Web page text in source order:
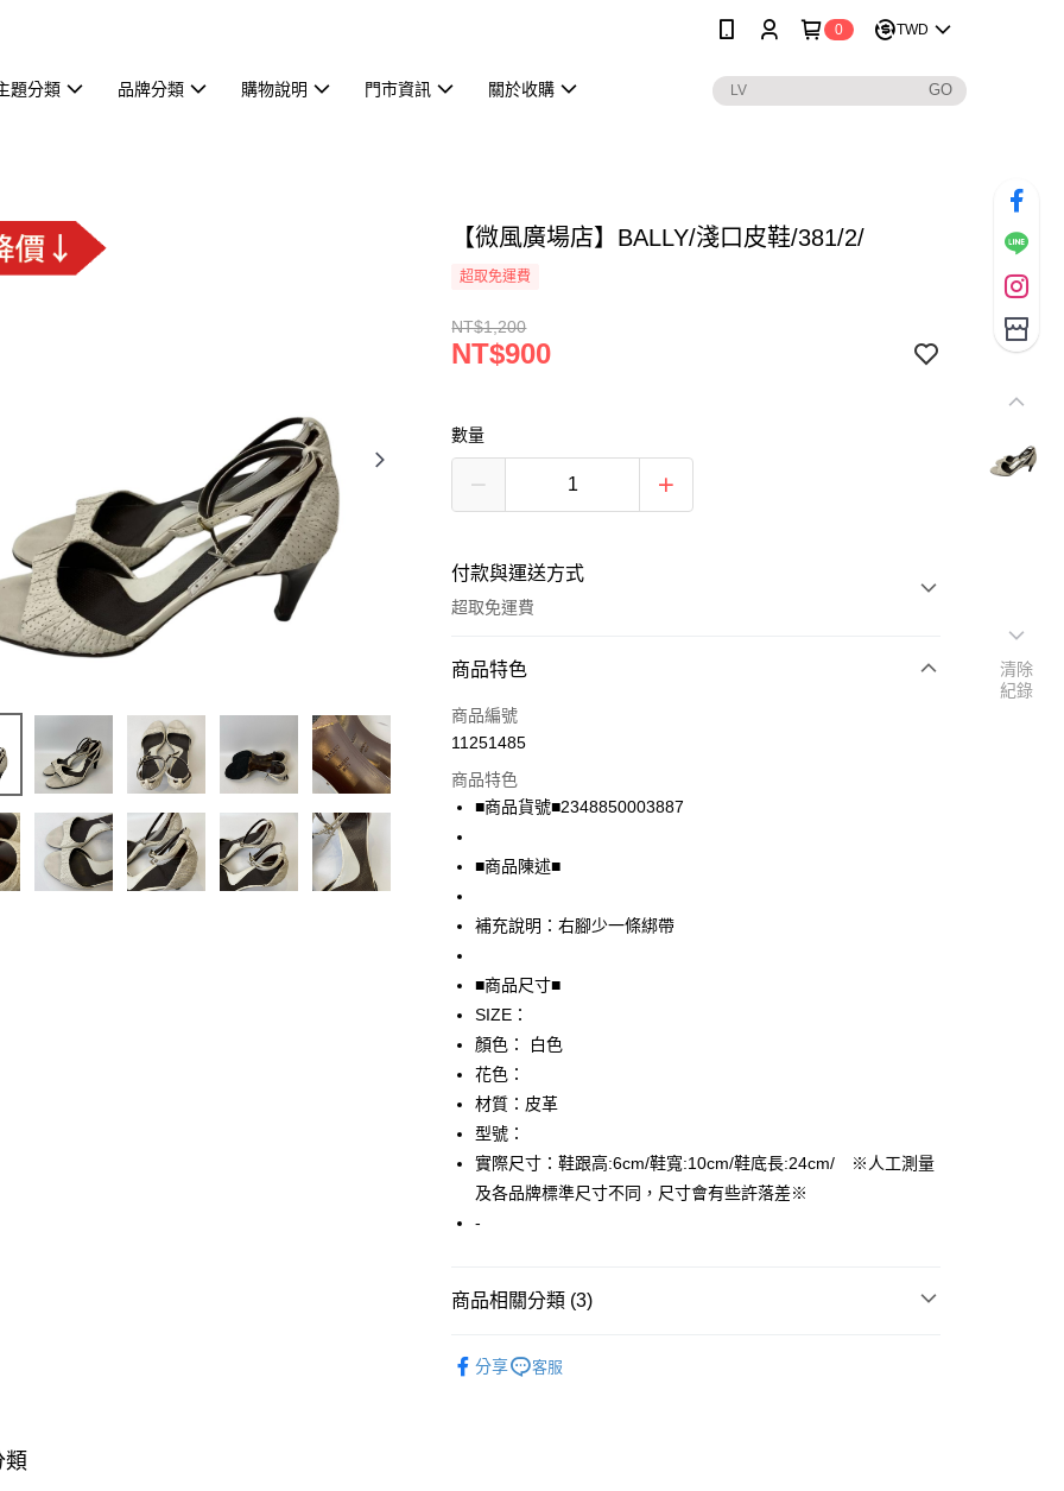
0 TWD
題分類 品牌分類 購物說明 門市資訊 關於收購
【微風廣場店】BALLY/淺口皮鞋/381/2/
超取免運費
NT$1,200
NT$900
數量
付款與運送方式
超取免運費
付款方式
信用卡一次付款
LINE Pay
Apple Pay
悠遊付
全盈+PAY
AFTEE先享後付
相關說明
【關於「AFTEE先享後付」】
AFTEE先享後付是「在收到商品之後才付款」的支付方式。 讓您購物簡單
便利好安心！
１．簡單：不需註冊會員、不需綁卡、不需儲值。
２．便利：只要手機號碼，簡訊認證，即可結帳。
【「AFTEE先享後付」結帳流程】
３．收到繳費通知簡訊後14天內，點擊此簡訊中的連結，可透過四大超商
絡購買商品的店家。未經商家同意取消之訂單仍視為有效，需透過AFTEE
運送方式
全家取貨付款
免運費
商品特色
商品編號
11251485
商品特色
■商品貨號■2348850003887
■商品陳述■
補充說明：右腳少一條綁帶
■商品尺寸■
SIZE：
顏色： 白色
花色：
材質：皮革
型號：
實際尺寸：鞋跟高:6cm/鞋寬:10cm/鞋底長:24cm/ ※人工測量
及各品牌標準尺寸不同，尺寸會有些許落差※
-
商品相關分類 (3)
分享 客服
類
清除
紀錄